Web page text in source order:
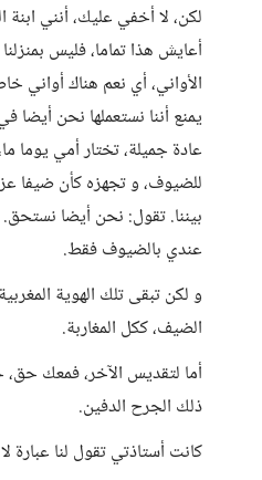
لكن، لا أخفي عليك، أنني ابنة
أعايش هذا تماما، فليس
الأواني، أي نعم هناك أواني
يمنع أننا نستعملها نحن أيضا
عادة جميلة، تختار أمي يوما
للضيوف، و تجهزه كأن ضيفا
بيننا. تقول: نحن أيضا نستحق.
عندي بالضيوف فقط.
و لكن تبقى تلك الهوية
الضيف، ككل المغاربة.
أما لتقديس الآخر، فمعك
ذلك الجرح الدفين.
كانت أستاذتي تقول لنا عبارة